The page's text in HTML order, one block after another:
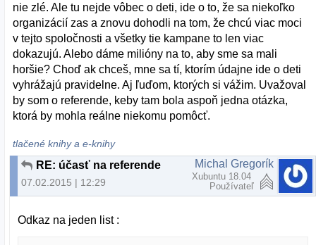
nie zlé. Ale tu nejde vôbec o deti, ide o to, že sa niekoľko
organizácií zas a znovu dohodli na tom, že chcú viac moci
v tejto spoločnosti a všetky tie kampane to len viac
dokazujú. Alebo dáme milióny na to, aby sme sa mali
horšie? Choď ak chceš, mne sa tí, ktorím údajne ide o deti
vyhrážajú pravidelne. Aj ľuďom, ktorých si vážim. Uvažoval
by som o referende, keby tam bola aspoň jedna otázka,
ktorá by mohla reálne niekomu pomôcť.
tlačené knihy a e-knihy
RE: účasť na referende
07.02.2015 | 12:29
Michal Gregorík
Xubuntu 18.04
Používateľ
Odkaz na jeden list :